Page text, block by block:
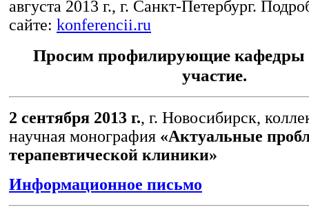
августа 2013 г., г. Санкт-Петербург.
сайте: konferencii.ru
Просим профилирующие кафедры
участие.
2 сентября 2013 г., г. Новосибирск,
научная монография «Актуальные
терапевтической клиники»
Информационное письмо